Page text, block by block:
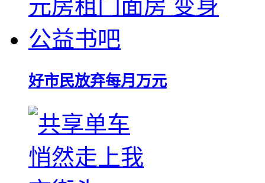
好市民放弃每月万元